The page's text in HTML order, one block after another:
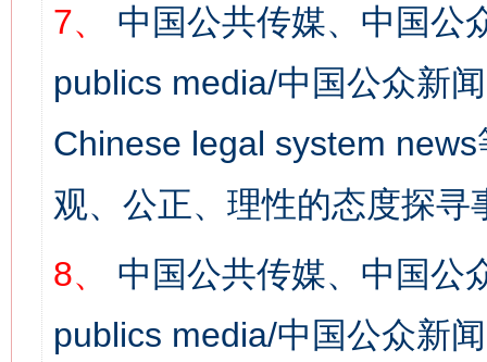
7、
中国公共传媒、中国公
publics media/中国公众新
Chinese legal system
观、公正、理性的态度探寻
8、
中国公共传媒、中国公
publics media/中国公众新